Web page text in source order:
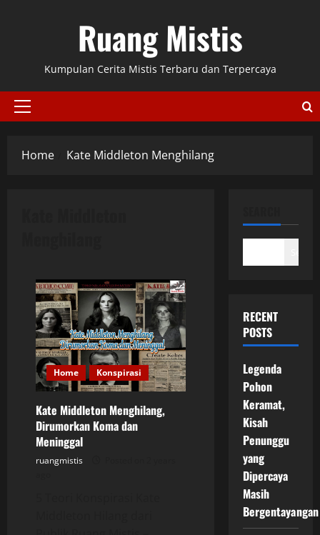
Ruang Mistis
Kumpulan Cerita Mistis Terbaru dan Terpercaya
Primary
Home Kate Middleton Menghilang
Home Konspirasi
Kate Middleton Menghilang,
Dirumorkan Koma dan
Meninggal
ruangmistis
RECENT
POSTS
Legenda
Pohon
Keramat,
Kisah
Penunggu
yang
Dipercaya
Masih
Bergentayangan